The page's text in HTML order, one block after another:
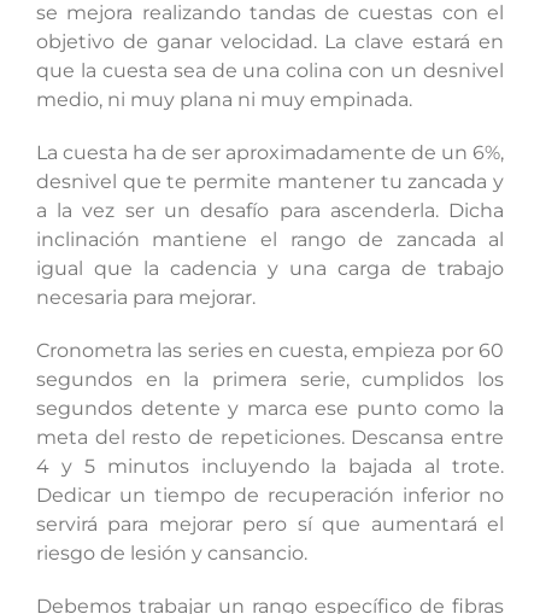
se mejora realizando tandas de cuestas con el
objetivo de ganar velocidad. La clave estará en
que la cuesta sea de una colina con un desnivel
medio, ni muy plana ni muy empinada.
La cuesta ha de ser aproximadamente de un 6%,
desnivel que te permite mantener tu zancada y
a la vez ser un desafío para ascenderla. Dicha
inclinación mantiene el rango de zancada al
igual que la cadencia y una carga de trabajo
necesaria para mejorar.
Cronometra las series en cuesta, empieza por 60
segundos en la primera serie, cumplidos los
segundos detente y marca ese punto como la
meta del resto de repeticiones. Descansa entre
4 y 5 minutos incluyendo la bajada al trote.
Dedicar un tiempo de recuperación inferior no
servirá para mejorar pero sí que aumentará el
riesgo de lesión y cansancio.
Debemos trabajar un rango específico de fibras